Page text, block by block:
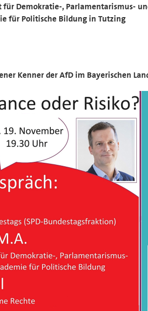
für Demokratie-, Parlamentarismus-
für Politische Bildung in Tutzing
Kenner der AfD im Bayerischen